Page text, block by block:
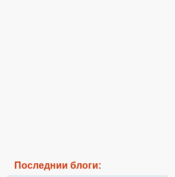
Последнии блоги: